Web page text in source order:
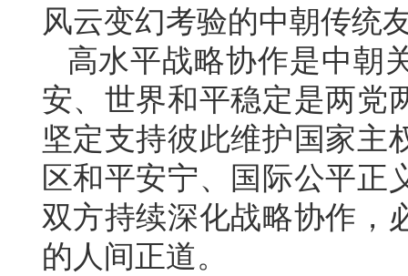
风云变幻考验的中朝传统
高水平战略协作是中朝
安、世界和平稳定是两党
坚定支持彼此维护国家主
区和平安宁、国际公平正
双方持续深化战略协作，
的人间正道。